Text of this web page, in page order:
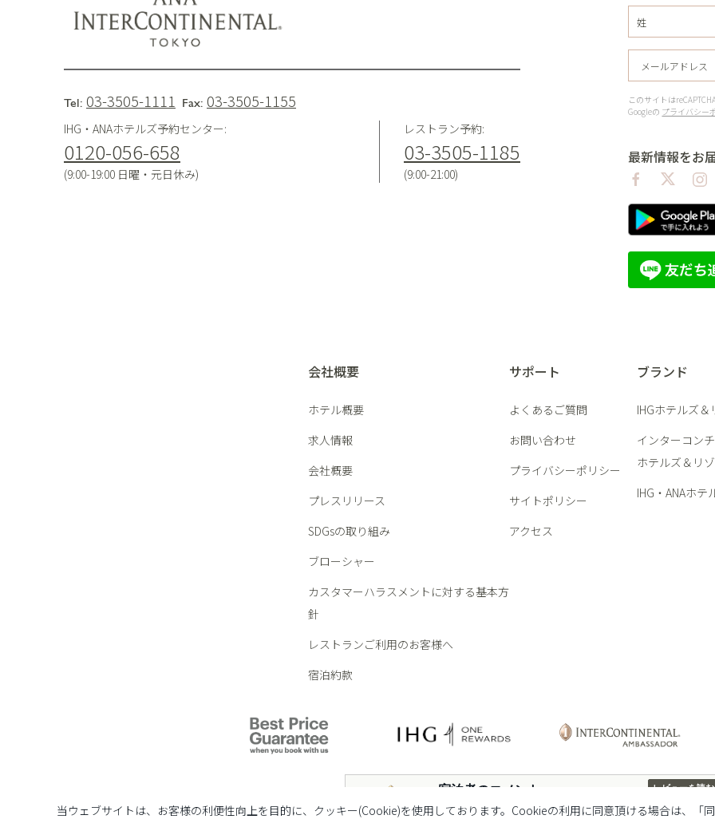
Tel: 03-3505-1111 Fax: 03-3505-1155
IHG・ANAホテルズ予約センター:
0120-056-658
(9:00-19:00 日曜・元日休み)
レストラン予約:
03-3505-1185
(9:00-21:00)
会社概要
ホテル概要
求人情報
会社概要
プレスリリース
SDGsの取り組み
ブローシャー
カスタマーハラスメントに対する基本方
針
レストランご利用のお客様へ
宿泊約款
サポート
よくあるご質問
お問い合わせ
プライバシーポリシー
サイトポリシー
アクセス
ブランド
IHGホテルズ＆
インターコン
ホテルズ＆リ
IHG・ANAホテ
このサイトは
Googleの プライバシー
最新情報をお
宿泊者のコメント
4.3 /5 (2777 リアルゲストによるレビュー )
レビューを読む
当ウェブサイトは、お客様の利便性向上を目的に、クッキー(Cookie)を使用しております。Cookieの利用に同意頂ける場合は、「